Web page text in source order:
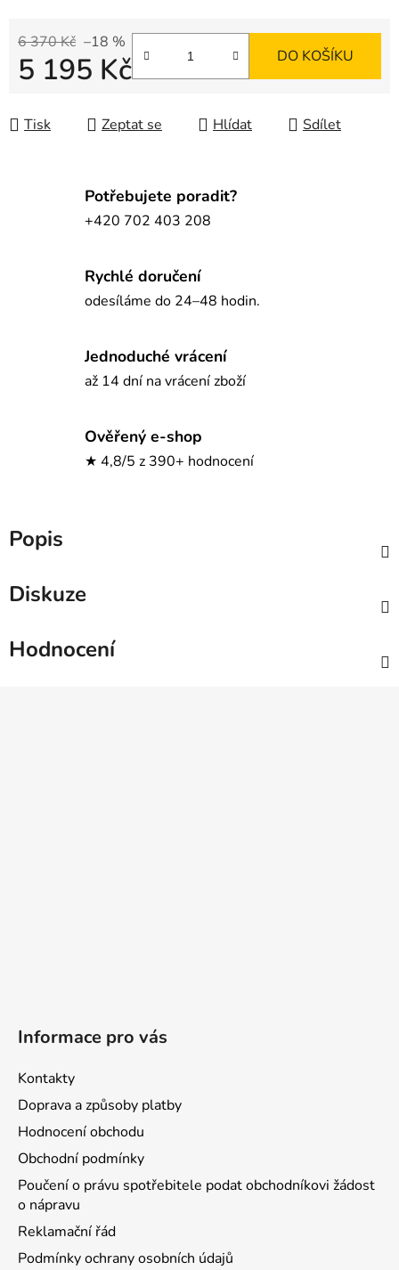
6 370 Kč –18 %
5 195 Kč DO KOŠÍKU
Tisk Zeptat se Hlídat Sdílet
Potřebujete poradit?
+420 702 403 208
Rychlé doručení
odesíláme do 24–48 hodin.
Jednoduché vrácení
až 14 dní na vrácení zboží
Ověřený e-shop
★ 4,8/5 z 390+ hodnocení
Popis
Diskuze
Hodnocení
Informace pro vás
Kontakty
Doprava a způsoby platby
Hodnocení obchodu
Obchodní podmínky
Poučení o právu spotřebitele podat obchodníkovi žádost
o nápravu
Reklamační řád
Podmínky ochrany osobních údajů